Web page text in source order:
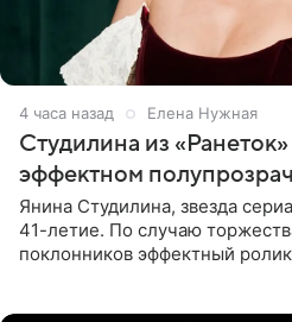
4 часа назад Елена Нужная
Студилина из
эффектном
Янина Студилина, звезда
41-летие. По случаю
поклонников эффектный